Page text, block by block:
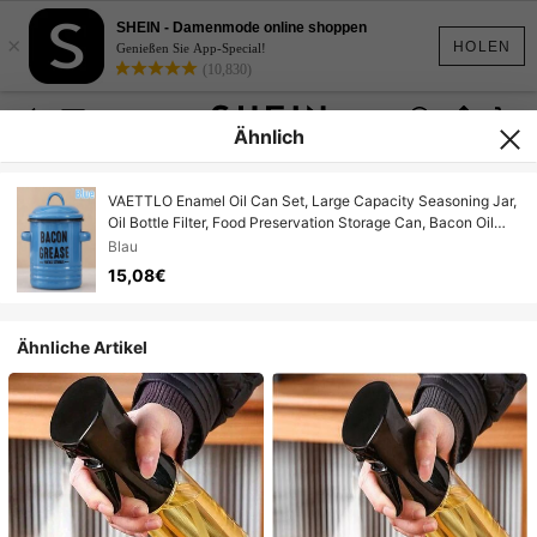
HOLEN
×
SHEIN - Damenmode online shoppen
Genießen Sie App-Special!
(10,830)
Ähnlich
VAETTLO Enamel Oil Can Set, Large Capacity Seasoning Jar,
Oil Bottle Filter, Food Preservation Storage Can, Bacon Oil
Can, Can Withstand High Temperatures And Be Placed
Directly Over Fire, Outdoor Cooking Gear, Perfect For
Handmade
Blau
15,08€
Ähnliche Artikel